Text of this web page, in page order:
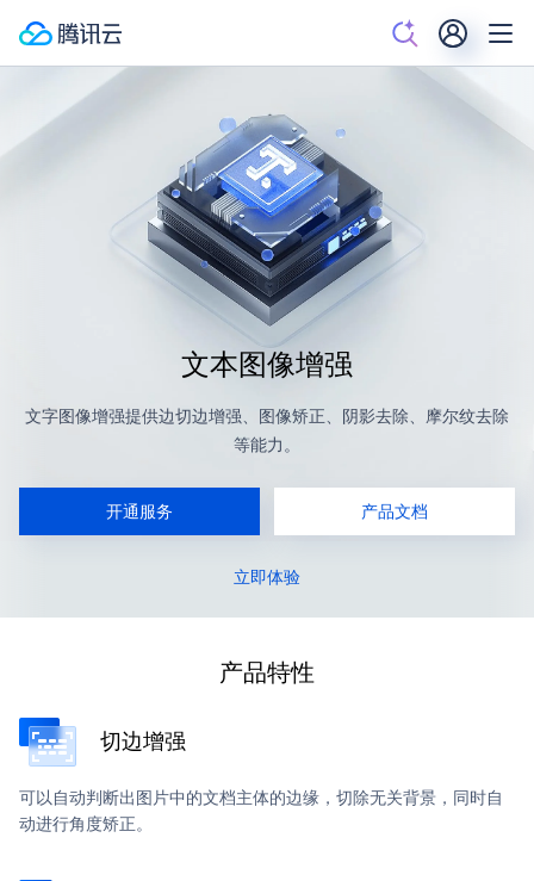
文本图像增强
文字图像增强提供边切边增强、图像矫正、阴影去除、摩尔纹去除
等能力。
开通服务 产品文档
立即体验
产品特性
切边增强
可以自动判断出图片中的文档主体的边缘，切除无关背景，同时自
动进行角度矫正。